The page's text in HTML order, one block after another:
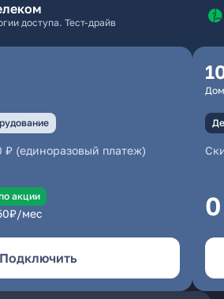
доступа. Тест-драйв
₽ (единоразовый платеж)
акции
₽/мес
Подключить
0